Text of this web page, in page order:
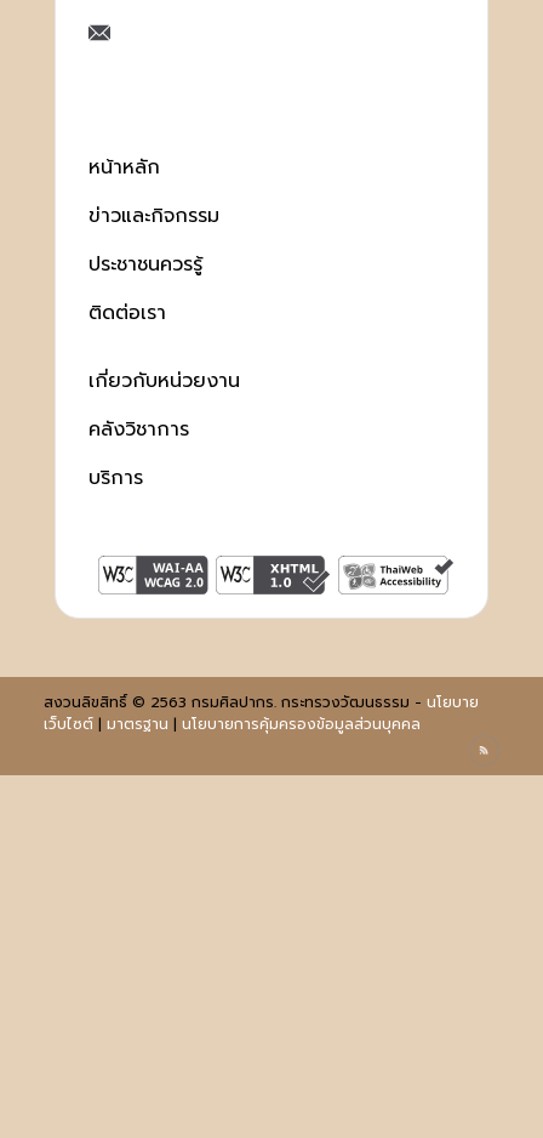
หน้าหลัก
ข่าวและกิจกรรม
ประชาชนควรรู้
ติดต่อเรา
เกี่ยวกับหน่วยงาน
คลังวิชาการ
บริการ
สงวนลิขสิทธิ์ © 2563 กรมศิลปากร. กระทรวงวัฒนธรรม - นโยบาย
เว็บไซต์| มาตรฐาน | นโยบายการคุ้มครองข้อมูลส่วนบุคคล